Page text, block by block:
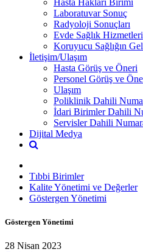
Laboratuvar Sonuç
Radyoloji Sonuçları
Evde Sağlık Hizmetleri
Koruyucu Sağlığın
İletişim/Ulaşım
Hasta Görüş ve Öneri
Personel Görüş ve
Ulaşım
Poliklinik Dahili
İdari Birimler Dahili
Servisler Dahili
Dijital Medya
Tıbbi Birimler
Kalite Yönetimi ve Değerler
Göstergen Yönetimi
Göstergen Yönetimi
28 Nisan 2023